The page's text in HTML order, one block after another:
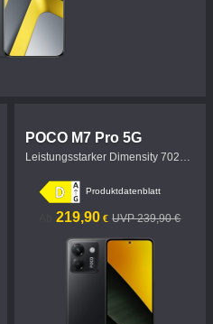
POCO M7 Pro 5G
Leistungsstarker Dimensity 7025-
Produktdatenblatt
219,90 €
Current Price €219.9UVP 239,90 €
UVP 239,90 €